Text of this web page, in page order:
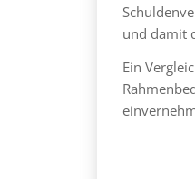
und damit
Ein